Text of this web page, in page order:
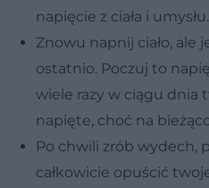
napięcie z ciała i umysłu.
Znowu napnij ciało, ale
ostatnio. Poczuj to
wiele razy w ciągu dnia
napięte, choć na
Po chwili zrób wydech,
całkowicie opuścić